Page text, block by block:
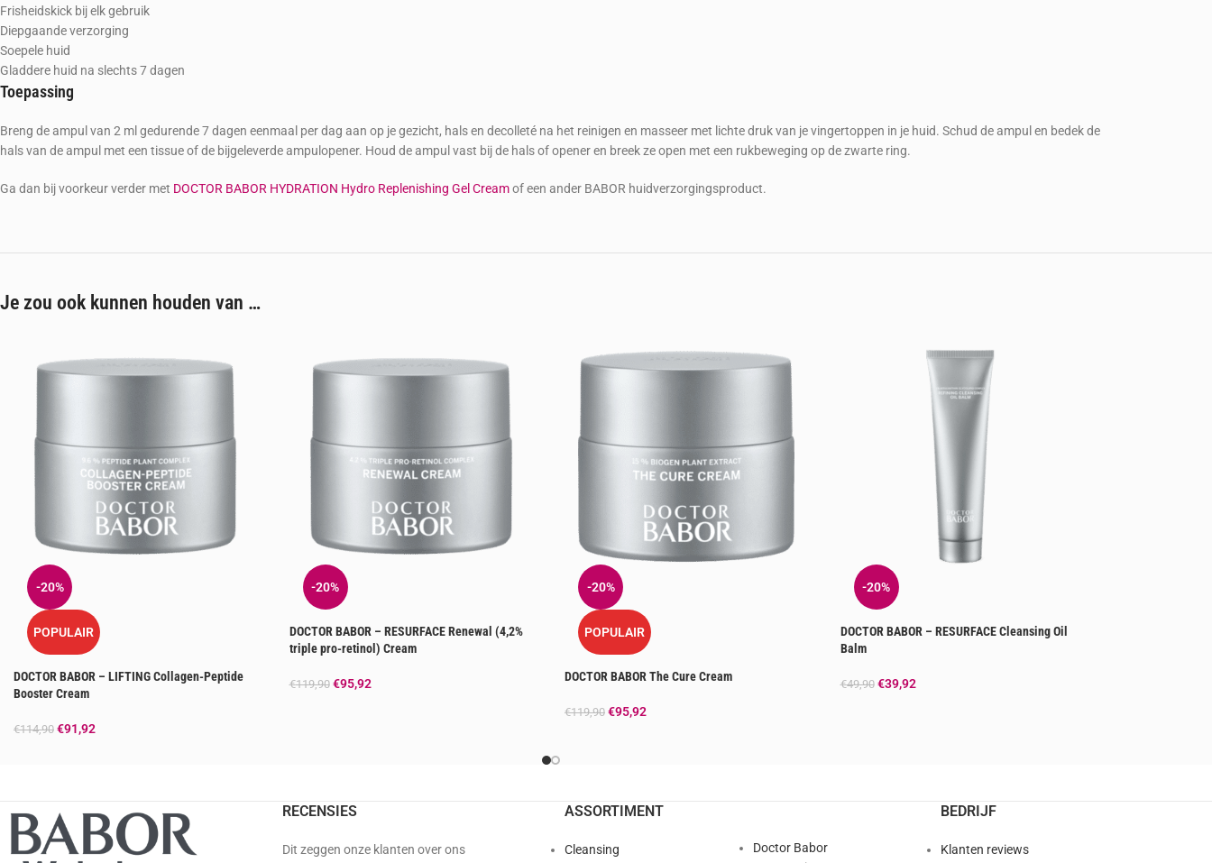
Frisheidskick bij elk gebruik
Diepgaande verzorging
Soepele huid
Gladdere huid na slechts 7 dagen
Toepassing
Breng de ampul van 2 ml gedurende 7 dagen eenmaal per dag aan op je gezicht, hals en decolleté na het reinigen en masseer met lichte druk van je vingertoppen in je huid. Schud de ampul en bedek de
hals van de ampul met een tissue of de bijgeleverde ampulopener. Houd de ampul vast bij de hals of opener en breek ze open met een rukbeweging op de zwarte ring.
Ga dan bij voorkeur verder met DOCTOR BABOR HYDRATION Hydro Replenishing Gel Creamof een ander BABOR huidverzorgingsproduct.
Je zou ook kunnen houden van …
-20%
POPULAIR
DOCTOR BABOR – LIFTING Collagen-Peptide
Booster Cream
€114,90 €91,92
-20%
DOCTOR BABOR – RESURFACE Renewal (4,2%
triple pro-retinol) Cream
€119,90 €95,92
-20%
POPULAIR
DOCTOR BABOR The Cure Cream
€119,90 €95,92
-20%
DOCTOR BABOR – RESURFACE Cleansing Oil
Balm
€49,90 €39,92
RECENSIES
Dit zeggen onze klanten over ons
ASSORTIMENT
Cleansing
Doctor Babor
BEDRIJF
Klanten reviews